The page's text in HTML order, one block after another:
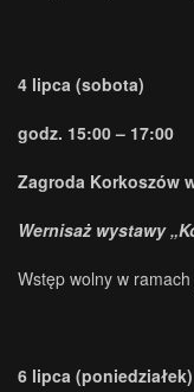
4 lipca (sobota)
godz. 15:00 – 17:00
Zagroda Korkoszów
Wernisaż wystawy
Wstęp wolny w
6 lipca (poniedziałek)